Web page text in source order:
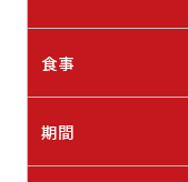
食事
期間